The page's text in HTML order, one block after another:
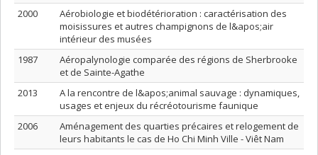
2000
Aérobiologie et biodétérioration : caractérisation des
moisissures et autres champignons de l&apos;air
intérieur des musées
1987
Aéropalynologie comparée des régions de Sherbrooke
et de Sainte-Agathe
2013
A la rencontre de l&apos;animal sauvage : dynamiques,
usages et enjeux du récréotourisme faunique
2006
Aménagement des quarties précaires et relogement de
leurs habitants le cas de Ho Chi Minh Ville - Viêt Nam